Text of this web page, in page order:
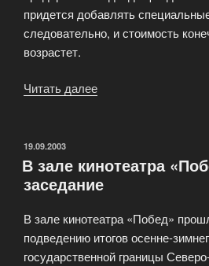
придется добавлять
следовательно, и стоимость
возрастет.
Читать далее
в
Пскове
1,5
месяца»
ОПУБЛИКОВАНО
19.09.2003
В зале кинотеатра
заседание
В зале кинотеатра «Побед»
подведению итогов осенне-
государственной границы